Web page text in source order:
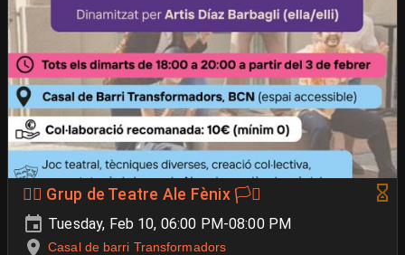
🐦‍🔥 Grup de Teatre Ale Fènix 🏳️‍⚧️
Tuesday, Feb 10, 06:00 PM-08:00 PM
Casal de barri Transformadors